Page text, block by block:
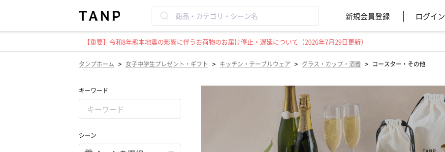
新規会員登録 ログイン
【重要】令和8年熊本地震の影響に伴うお荷物のお届け停止・遅延について（2026年7月29日更新）
タンプホーム > 女子中学生プレゼント・ギフト > キッチン・テーブルウェア > グラス・カップ・酒器 > コースター・その他
キーワード
シーン